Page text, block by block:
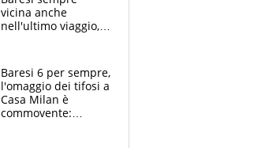
vicina anche
nell'ultimo viaggio,
circondati
dall'affetto dei tifosi
Baresi 6 per sempre,
l'omaggio dei tifosi a
Casa Milan è
commovente: